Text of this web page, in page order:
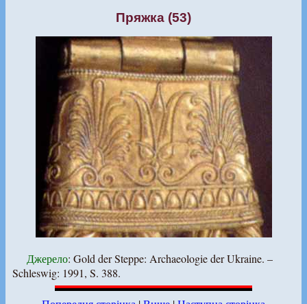
Пряжка (53)
Джерело: Gold der Steppe: Archaeologie der Ukraine. –
Schleswig: 1991, S. 388.